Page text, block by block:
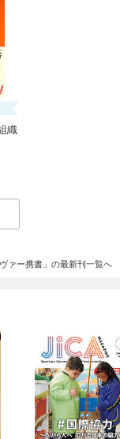
織
ァー携書」の最新刊一覧へ